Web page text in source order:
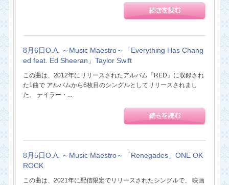
8月6日O.A. ～Music Maestro～「Everything Has Chang
ed feat. Ed Sheeran」Taylor Swift
この曲は、2012年にリリースされたアルバム『RED』に収録され
た1曲で アルバムから6枚目のシングルとしてリリースされまし
た。 テイラー・...
8月5日O.A. ～Music Maestro～「Renegades」ONE OK
ROCK
この曲は、2021年に配信限定でリリースされたシングルで、 映画